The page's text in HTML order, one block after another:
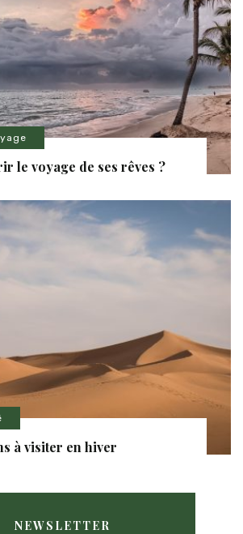
le voyage de ses rêves ?
à visiter en hiver
NEWSLETTER